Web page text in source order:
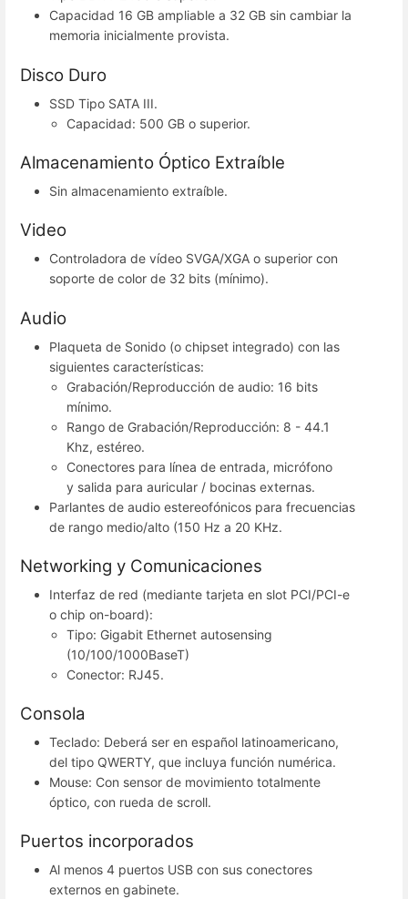
Capacidad 16 GB ampliable a 32 GB sin cambiar la
memoria inicialmente provista.
Disco Duro
SSD Tipo SATA III.
Capacidad: 500 GB o superior.
Almacenamiento Óptico Extraíble
Sin almacenamiento extraíble.
Video
Controladora de vídeo SVGA/XGA o superior con
soporte de color de 32 bits (mínimo).
Audio
Plaqueta de Sonido (o chipset integrado) con las
siguientes características:
Grabación/Reproducción de audio: 16 bits
mínimo.
Rango de Grabación/Reproducción: 8 - 44.1
Khz, estéreo.
Conectores para línea de entrada, micrófono
y salida para auricular / bocinas externas.
Parlantes de audio estereofónicos para frecuencias
de rango medio/alto (150 Hz a 20 KHz.
Networking y Comunicaciones
Interfaz de red (mediante tarjeta en slot PCI/PCI-e
o chip on-board):
Tipo: Gigabit Ethernet autosensing
(10/100/1000BaseT)
Conector: RJ45.
Consola
Teclado: Deberá ser en español latinoamericano,
del tipo QWERTY, que incluya función numérica.
Mouse: Con sensor de movimiento totalmente
óptico, con rueda de scroll.
Puertos incorporados
Al menos 4 puertos USB con sus conectores
externos en gabinete.